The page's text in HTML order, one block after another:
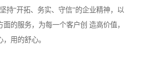
持“开拓、务实、守信”的企业精神，以
面的服务，为每一个客户创 造高价值，
用的舒心。